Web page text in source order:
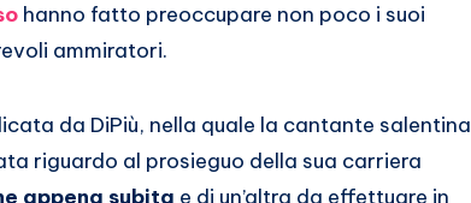
hanno fatto preoccupare non poco i suoi
ammiratori.
da DiPiù, nella quale la cantante salentina
riguardo al prosieguo della sua carriera
appena subita e di un’altra da effettuare in